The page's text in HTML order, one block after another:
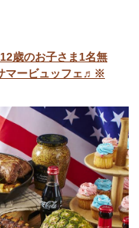
歳のお子さま1名無
マービュッフェ♬※